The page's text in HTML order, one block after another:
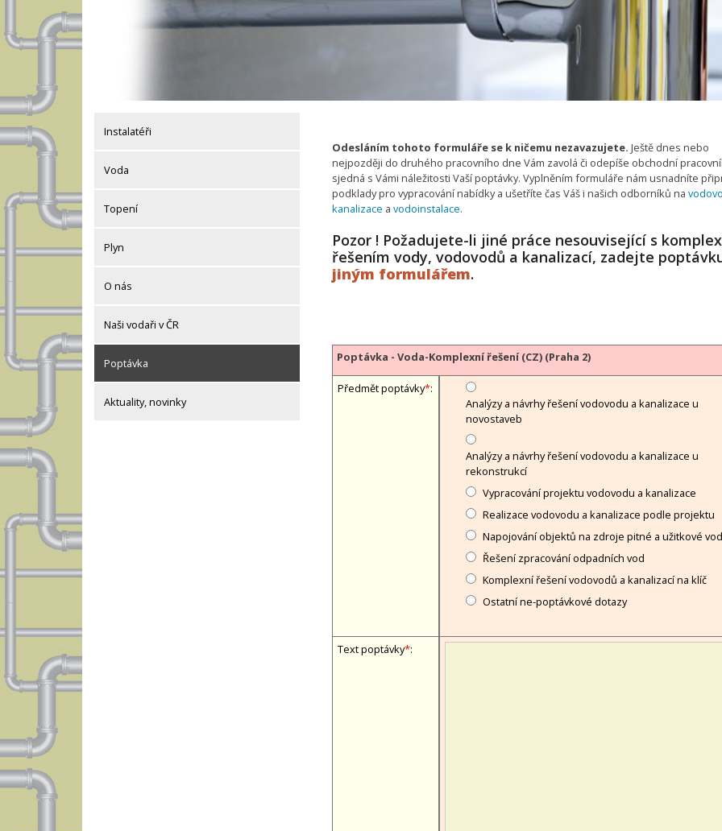
Instalatéři
Voda
Topení
Plyn
O nás
Naši vodaři v ČR
Poptávka
Aktuality, novinky
Odesláním tohoto formuláře se k ničemu nezavazujete. Ještě dnes nebo
nejpozději do druhého pracovního dne Vám zavolá či odepíše obchodní
sjedná s Vámi náležitosti Vaší poptávky. Vyplněním formuláře nám usnadníte
podklady pro vypracování nabídky a ušetříte čas Váš i našich odborníků na
kanalizace a vodoinstalace.
Pozor ! Požadujete-li jiné práce nesouvisející s
řešením vody, vodovodů a kanalizací, zadejte
jiným formulářem.
Poptávka - Voda-Komplexní řešení (CZ) (Praha 2)
Předmět poptávky*:
Analýzy a návrhy řešení vodovodu a kanalizace u
novostaveb
Analýzy a návrhy řešení vodovodu a kanalizace u
rekonstrukcí
Vypracování projektu vodovodu a kanalizace
Realizace vodovodu a kanalizace podle projektu
Napojování objektů na zdroje pitné a užitkové
Řešení zpracování odpadních vod
Komplexní řešení vodovodů a kanalizací na klíč
Ostatní ne-poptávkové dotazy
Text poptávky*: